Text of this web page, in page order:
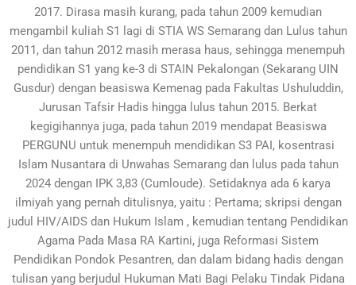
2017. Dirasa masih kurang, pada tahun 2009 kemudian
mengambil kuliah S1 lagi di STIA WS Semarang dan Lulus tahun
2011, dan tahun 2012 masih merasa haus, sehingga menempuh
pendidikan S1 yang ke-3 di STAIN Pekalongan (Sekarang UIN
Gusdur) dengan beasiswa Kemenag pada Fakultas Ushuluddin,
Jurusan Tafsir Hadis hingga lulus tahun 2015. Berkat
kegigihannya juga, pada tahun 2019 mendapat Beasiswa
PERGUNU untuk menempuh mendidikan S3 PAI, kosentrasi
Islam Nusantara di Unwahas Semarang dan lulus pada tahun
2024 dengan IPK 3,83 (Cumloude). Setidaknya ada 6 karya
ilmiyah yang pernah ditulisnya, yaitu : Pertama; skripsi dengan
judul HIV/AIDS dan Hukum Islam , kemudian tentang Pendidikan
Agama Pada Masa RA Kartini, juga Reformasi Sistem
Pendidikan Pondok Pesantren, dan dalam bidang hadis dengan
tulisan yang berjudul Hukuman Mati Bagi Pelaku Tindak Pidana